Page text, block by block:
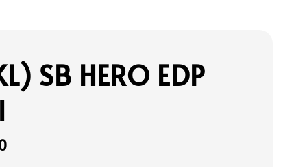
SB HERO EDP